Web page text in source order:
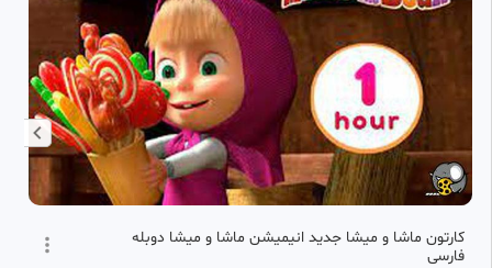
کارتون ماشا و میشا جدید انیمیشن ماشا و میشا دوبله
فارسی